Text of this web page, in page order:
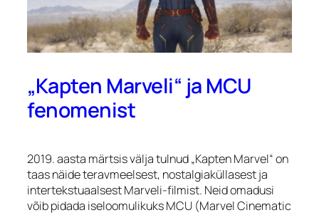
„Kapten Marveli“ ja MCU
fenomenist
2019. aasta märtsis välja tulnud „Kapten Marvel“ on
taas näide teravmeelsest, nostalgiaküllasest ja
intertekstuaalsest Marveli-filmist. Neid omadusi
võib pidada iseloomulikuks MCU (Marvel Cinematic